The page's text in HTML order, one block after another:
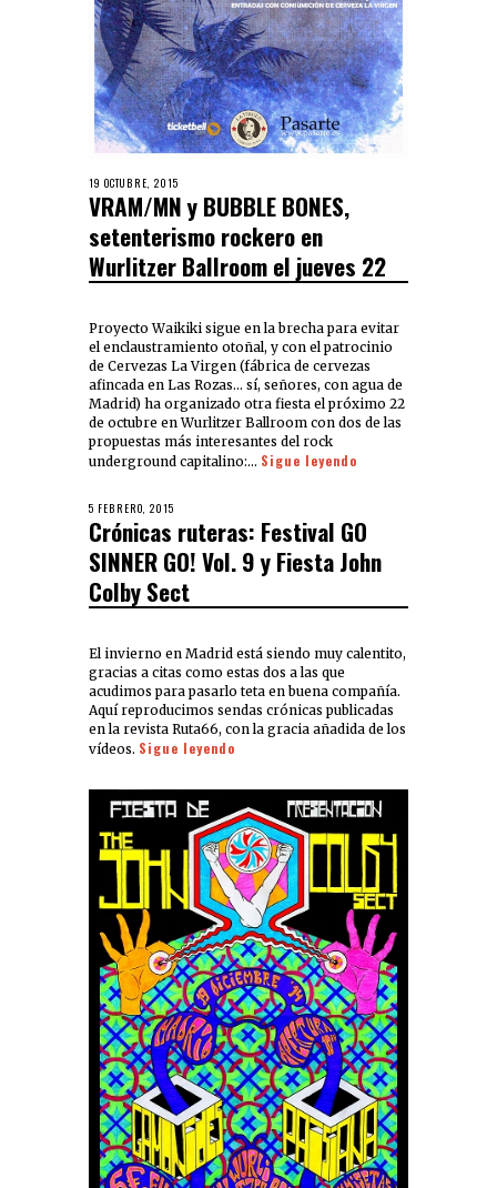
19 OCTUBRE, 2015
VRAM/MN y BUBBLE BONES,
setenterismo rockero en
Wurlitzer Ballroom el jueves 22
Proyecto Waikiki sigue en la brecha para evitar
el enclaustramiento otoñal, y con el patrocinio
de Cervezas La Virgen (fábrica de cervezas
afincada en Las Rozas… sí, señores, con agua de
Madrid) ha organizado otra fiesta el próximo 22
de octubre en Wurlitzer Ballroom con dos de las
propuestas más interesantes del rock
underground capitalino:… Sigue leyendo
5 FEBRERO, 2015
Crónicas ruteras: Festival GO
SINNER GO! Vol. 9 y Fiesta John
Colby Sect
El invierno en Madrid está siendo muy calentito,
gracias a citas como estas dos a las que
acudimos para pasarlo teta en buena compañía.
Aquí reproducimos sendas crónicas publicadas
en la revista Ruta66, con la gracia añadida de los
vídeos. Sigue leyendo